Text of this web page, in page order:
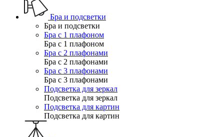
Бра и подсветки
Бра и подсветки
Бра с 1 плафоном
Бра с 1 плафоном
Бра с 2 плафонами
Бра с 2 плафонами
Бра с 3 плафонами
Бра с 3 плафонами
Подсветка для зеркал
Подсветка для зеркал
Подсветка для картин
Подсветка для картин